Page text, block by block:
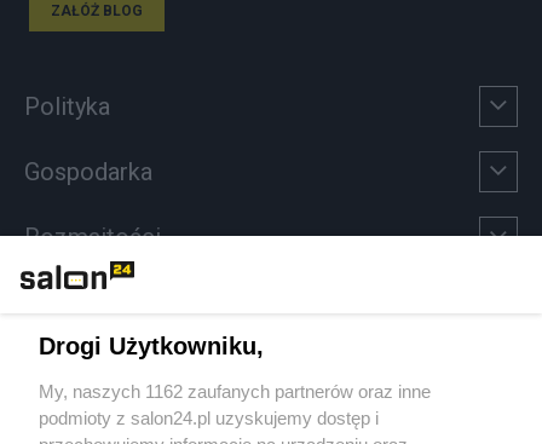
ZAŁÓŻ BLOG
Polityka
Gospodarka
Rozmaitości
Sport
Społeczeństwo
Drogi Użytkowniku,
My, naszych 1162 zaufanych partnerów oraz inne
podmioty z salon24.pl uzyskujemy dostęp i